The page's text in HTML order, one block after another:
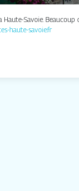
Savoie.
haute-savoie.fr